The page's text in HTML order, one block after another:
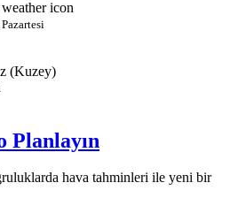
(Kuzey)
Planlayın
hava tahminleri ile yeni bir